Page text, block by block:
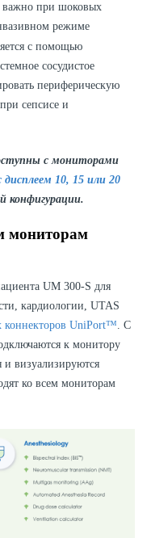
важно при шоковых
режиме
с помощью
сосудистое
периферическую
сепсисе и
с мониторами
дисплеем 10, 15 или 20
конфигурации.
мониторам
UM 300-S для
кардиологии, UTAS
коннекторов UniPort™. С
к монитору
и визуализируются
ко всем мониторам